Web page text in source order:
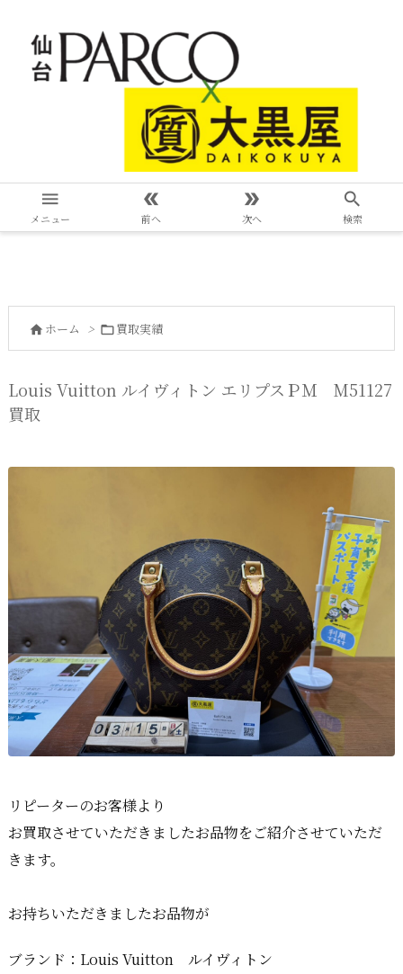

メニュー

前へ

次へ

検索
 ホーム > 買取実績
Louis Vuitton ルイヴィトン エリプスＰＭ M51127
買取
リピーターのお客様より
お買取させていただきましたお品物をご紹介させていただ
きます。
お持ちいただきましたお品物が
ブランド：Louis Vuitton ルイヴィトン